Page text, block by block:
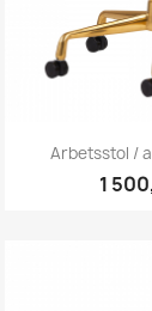

Arbetsstol /
1